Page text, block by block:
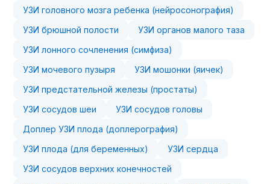
УЗИ головного мозга ребенка (нейросонография)
УЗИ брюшной полости
УЗИ органов малого таза
УЗИ лонного сочленения (симфиза)
УЗИ мочевого пузыря
УЗИ мошонки (яичек)
УЗИ предстательной железы (простаты)
УЗИ сосудов шеи
УЗИ сосудов головы
Доплер УЗИ плода (доплерография)
УЗИ плода (для беременных)
УЗИ сердца
УЗИ сосудов верхних конечностей